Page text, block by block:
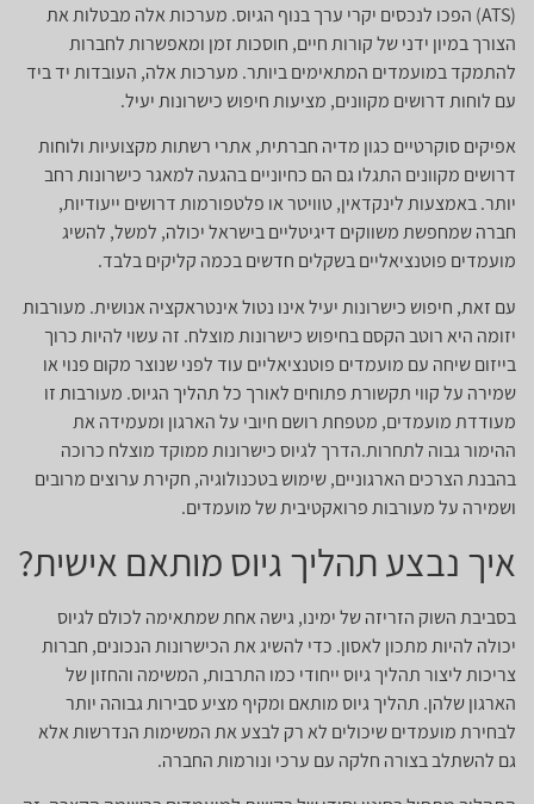
(ATS) הפכו לנכסים יקרי ערך בנוף הגיוס. מערכות אלה מבטלות את
הצורך במיון ידני של קורות חיים, חוסכות זמן ומאפשרות לחברות
להתמקד במועמדים המתאימים ביותר. מערכות אלה, העובדות יד ביד
עם לוחות דרושים מקוונים, מציעות חיפוש כישרונות יעיל.
אפיקים סוקרטיים כגון מדיה חברתית, אתרי רשתות מקצועיות ולוחות
דרושים מקוונים התגלו גם הם כחיוניים בהגעה למאגר כישרונות רחב
יותר. באמצעות לינקדאין, טוויטר או פלטפורמות דרושים ייעודיות,
חברה שמחפשת משווקים דיגיטליים בישראל יכולה, למשל, להשיג
מועמדים פוטנציאליים בשקלים חדשים בכמה קליקים בלבד.
עם זאת, חיפוש כישרונות יעיל אינו נטול אינטראקציה אנושית. מעורבות
יזומה היא רוטב הקסם בחיפוש כישרונות מוצלח. זה עשוי להיות כרוך
בייזום שיחה עם מועמדים פוטנציאליים עוד לפני שנוצר מקום פנוי או
שמירה על קווי תקשורת פתוחים לאורך כל תהליך הגיוס. מעורבות זו
מעודדת מועמדים, מטפחת רושם חיובי על הארגון ומעמידה את
ההימור גבוה לתחרות.הדרך לגיוס כישרונות ממוקד מוצלח כרוכה
בהבנת הצרכים הארגוניים, שימוש בטכנולוגיה, חקירת ערוצים מרובים
ושמירה על מעורבות פרואקטיבית של מועמדים.
איך נבצע תהליך גיוס מותאם אישית?
בסביבת השוק הזריזה של ימינו, גישה אחת שמתאימה לכולם לגיוס
יכולה להיות מתכון לאסון. כדי להשיג את הכישרונות הנכונים, חברות
צריכות ליצור תהליך גיוס ייחודי כמו התרבות, המשימה והחזון של
הארגון שלהן. תהליך גיוס מותאם ומקיף מציע סבירות גבוהה יותר
לבחירת מועמדים שיכולים לא רק לבצע את המשימות הנדרשות אלא
גם להשתלב בצורה חלקה עם ערכי ונורמות החברה.